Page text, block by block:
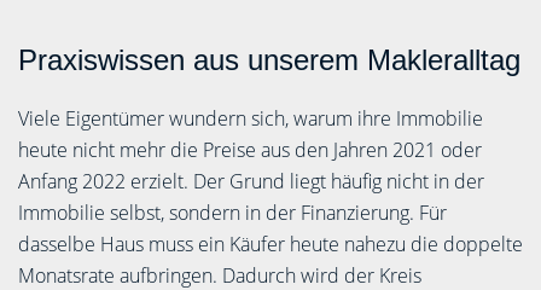
Praxiswissen aus unserem Makleralltag
Viele Eigentümer wundern sich, warum ihre Immobilie
heute nicht mehr die Preise aus den Jahren 2021 oder
Anfang 2022 erzielt. Der Grund liegt häufig nicht in der
Immobilie selbst, sondern in der Finanzierung. Für
dasselbe Haus muss ein Käufer heute nahezu die doppelte
Monatsrate aufbringen. Dadurch wird der Kreis